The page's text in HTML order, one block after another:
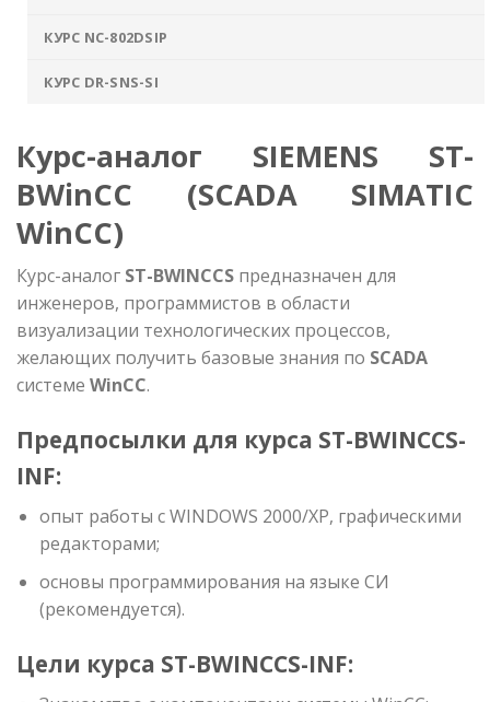
КУРС NC-802DSIP
КУРС DR-SNS-SI
Курс-аналог SIEMENS ST-
BWinCC (SCADA SIMATIC
WinCC)
Курс-аналог ST-BWINCCS предназначен для
инженеров, программистов в области
визуализации технологических процессов,
желающих получить базовые знания по SCADA
системе WinCC.
Предпосылки для курса ST-BWINCCS-
INF:
опыт работы с WINDOWS 2000/XP, графическими
редакторами;
основы программирования на языке СИ
(рекомендуется).
Цели курса ST-BWINCCS-INF: